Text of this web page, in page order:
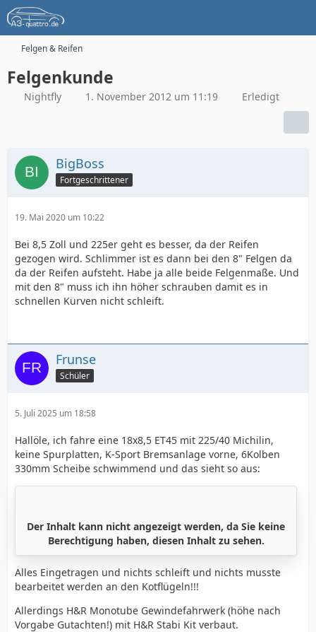
Felgen & Reifen
Felgenkunde
Nightfly 1. November 2012 um 11:19 Erledigt
BigBoss
Fortgeschrittener
19. Mai 2020 um 10:22
Bei 8,5 Zoll und 225er geht es besser, da der Reifen
gezogen wird. Schlimmer ist es dann bei den 8" Felgen da
da der Reifen aufsteht. Habe ja alle beide Felgenmaße. Und
mit den 8" muss ich ihn höher schrauben damit es in
schnellen Kurven nicht schleift.
Frunse
Schüler
5. Juli 2025 um 18:58
Hallöle, ich fahre eine 18x8,5 ET45 mit 225/40 Michilin,
keine Spurplatten, K-Sport Bremsanlage vorne, 6Kolben
330mm Scheibe schwimmend und das sieht so aus:
Der Inhalt kann nicht angezeigt werden, da Sie keine
Berechtigung haben, diesen Inhalt zu sehen.
Alles Eingetragen und nichts schleift und nichts musste
bearbeitet werden an den Kotflügeln!!!
Allerdings H&R Monotube Gewindefahrwerk (höhe nach
Vorgabe Gutachten!) mit H&R Stabi Kit verbaut.